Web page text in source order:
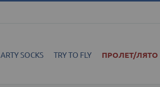
ARTY SOCKS TRY TO FLY ПРОЛЕТ/ЛЯТО